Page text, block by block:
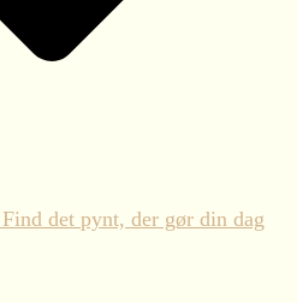
det pynt, der gør din dag